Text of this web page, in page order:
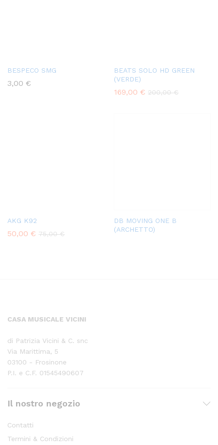
BESPECO SMG
3,00 €
BEATS SOLO HD GREEN
(VERDE)
169,00 € 200,00€
AKG K92
50,00 € 75,00€
DB MOVING ONE B
(ARCHETTO)
CASA MUSICALE VICINI
di Patrizia Vicini & C. snc
Via Marittima, 5
03100 - Frosinone
P.I. e C.F. 01545490607
Il nostro negozio
Contatti
Termini & Condizioni